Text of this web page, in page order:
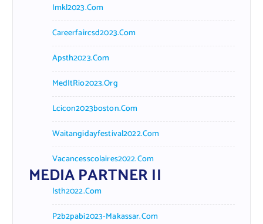
Imkl2023.com
Careerfaircsd2023.com
Apsth2023.com
MedItRio2023.org
Lcicon2023boston.com
Waitangidayfestival2022.com
Vacancesscolaires2022.com
MEDIA PARTNER II
Isth2022.com
P2b2pabi2023-Makassar.com